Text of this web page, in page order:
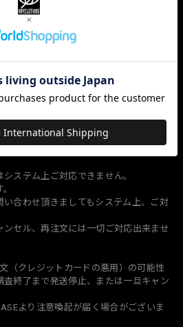
们可以运送到您指定的代理商或贸易公
返還、ご注文確定後の変更依頼、業務
前や電話番号を変え何点も購入しようと
断した場合、異常な複数ご注文等繰り返
によりキャンセル、場合により今後当店
ステム上ご対応できません。
合わせ頂きましてもシステム上、ご対
ンセル、再注文には一切ご対応出来ませ
（クレジットカードの悪用）の可能性
査終了まで発送停止、または一旦キャン
より注意喚起が届く場合がございま